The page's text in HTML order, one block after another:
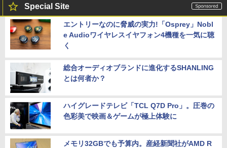
Special Site
エントリーなのに脅威の実力!「Osprey」Nobl
e Audioワイヤレスイヤフォン4機種を一気に聴
く
総合オーディオブランドに進化するSHANLING
とは何者か？
ハイグレードテレビ「TCL Q7D Pro」。圧巻の
色彩美で映画＆ゲームが極上体験に
メモリ32GBでも予算内。産経新聞社がAMD R